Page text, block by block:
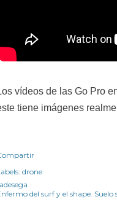
vídeos de las Go Pro
tiene imágenes
drone
del surf y el shape. Suelo